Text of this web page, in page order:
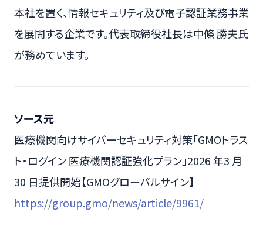
本社を置く、情報セキュリティ及び電子認証業務事業
を展開する企業です。代表取締役社長は中條 勝夫氏
が務めています。
ソース元
医療機関向けサイバーセキュリティ対策「GMOトラス
ト・ログイン 医療機関認証強化プラン」2026 年3 ⽉
30 ⽇提供開始【GMOグローバルサイン】
https://group.gmo/news/article/9961/